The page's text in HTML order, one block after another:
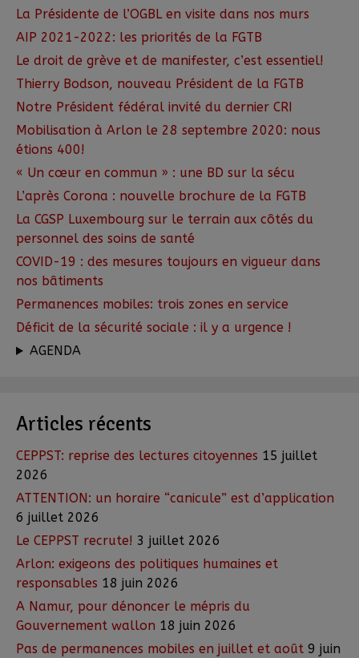
La Présidente de l’OGBL en visite dans nos murs
AIP 2021-2022: les priorités de la FGTB
Le droit de grève et de manifester, c’est essentiel!
Thierry Bodson, nouveau Président de la FGTB
Notre Président fédéral invité du dernier CRI
Mobilisation à Arlon le 28 septembre 2020: nous
étions 400!
« Un cœur en commun » : une BD sur la sécu
L’après Corona : nouvelle brochure de la FGTB
La CGSP Luxembourg sur le terrain aux côtés du
personnel des soins de santé
COVID-19 : des mesures toujours en vigueur dans
nos bâtiments
Permanences mobiles: trois zones en service
Déficit de la sécurité sociale : il y a urgence !
AGENDA
Articles récents
CEPPST: reprise des lectures citoyennes 15 juillet
2026
ATTENTION: un horaire “canicule” est d’application
6 juillet 2026
Le CEPPST recrute! 3 juillet 2026
Arlon: exigeons des politiques humaines et
responsables 18 juin 2026
A Namur, pour dénoncer le mépris du
Gouvernement wallon 18 juin 2026
Pas de permanences mobiles en juillet et août 9 juin